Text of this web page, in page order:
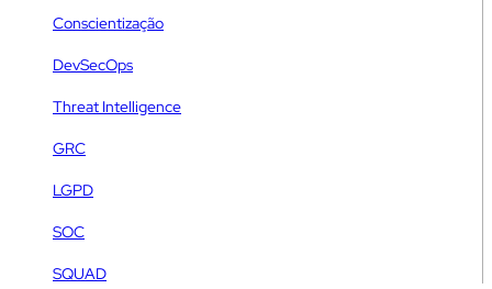
Conscientização
DevSecOps
Threat Intelligence
GRC
LGPD
SOC
SQUAD